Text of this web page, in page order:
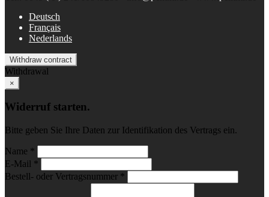
Deutsch
Français
Nederlands
Withdraw contract
Withdrawal
×
Widerruf starten.
Bitte geben Sie Ihre Daten zur Identifikation des Vertrags ein.
Name *
E-Mail *
Bestell- oder Vertragsnummer *